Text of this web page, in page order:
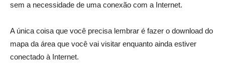
sem a necessidade de uma conexão com a Internet.
A única coisa que você precisa lembrar é fazer o download do
mapa da área que você vai visitar enquanto ainda estiver
conectado à Internet.